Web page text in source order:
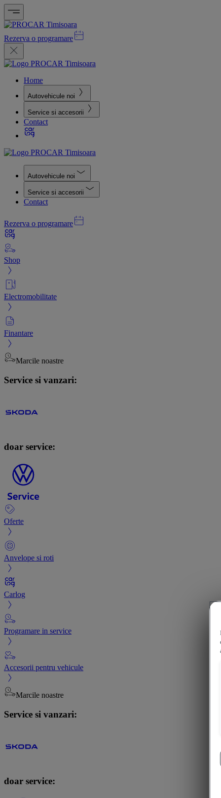
Rezerva o programare
Home
Autovehicule noi
Service si accesorii
Contact
Autovehicule noi
Service si accesorii
Contact
Rezerva o programare
Shop
Electromobilitate
Finantare
Marcile noastre
Service si vanzari:
doar service:
Oferte
Anvelope si roti
Carlog
Programare in service
Accesorii pentru vehicule
Marcile noastre
Service si vanzari:
doar service: